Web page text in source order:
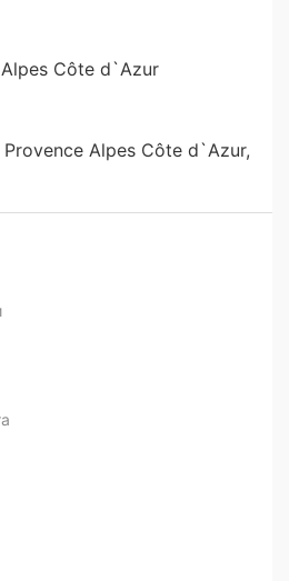
Côte d`Azur
Alpes Côte d`Azur,